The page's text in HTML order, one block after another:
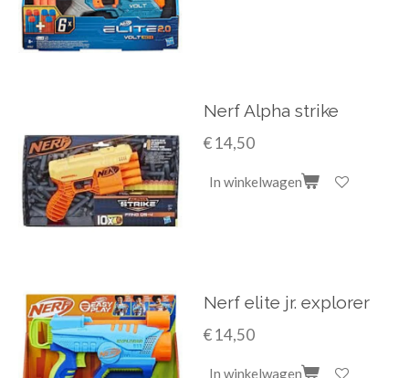
Nerf Alpha strike
€ 14,50
In winkelwagen
Nerf elite jr. explorer
€ 14,50
In winkelwagen